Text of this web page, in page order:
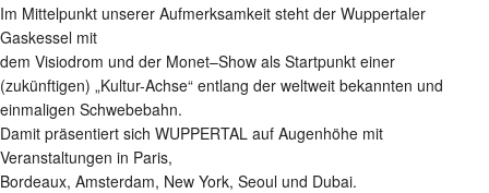
Im Mittelpunkt unserer Aufmerksamkeit steht der Wuppertaler
Gaskessel mit
dem Visiodrom und der Monet–Show als Startpunkt einer
(zukünftigen) „Kultur-Achse“ entlang der weltweit bekannten und
einmaligen Schwebebahn.
Damit präsentiert sich WUPPERTAL auf Augenhöhe mit
Veranstaltungen in Paris,
Bordeaux, Amsterdam, New York, Seoul und Dubai.